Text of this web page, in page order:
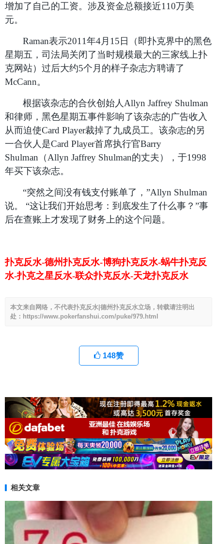
增加了自己的工资。涉及资金总额接近110万美
元。
Raman表示2011年4月15日（即扑克界中的黑色
星期五，司法局关闭了当时规模最大的三家线上扑
克网站）过后大约5个月的样子杂志方聘请了
McCann。
根据该杂志的合伙创始人Allyn Jaffrey Shulman
和律师，黑色星期五事件影响了该杂志的广告收入
从而迫使Card Player裁掉了九成员工。该杂志的另
一合伙人是Card Player首席执行官Barry
Shulman（Allyn Jaffrey Shulman的丈夫），于1998
年买下该杂志。
“突然之间没有钱支付账单了，”Allyn Shulman
说。 “这让我们开始思考：到底发生了什么事？”事
后在查账上才发现了财务上的这个问题。
扑克反水-德州扑克反水-博狗扑克反水-蜗牛扑克反
水-扑克之星反水-联众扑克反水-天龙扑克反水
本文来自网络，不代表扑克反水|德州扑克反水立场，转载请注明出
处：https://www.pokerfanshui.com/puke/979.html
148赞
相关文章